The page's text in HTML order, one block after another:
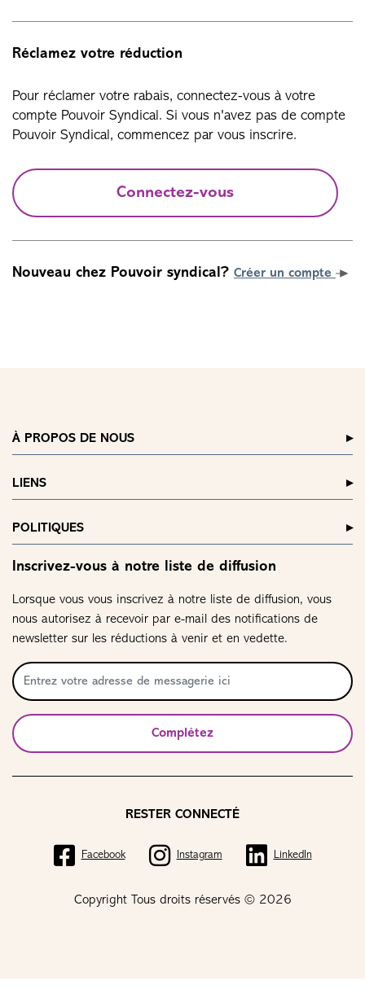
Réclamez votre réduction
Pour réclamer votre rabais, connectez-vous à votre
compte Pouvoir Syndical. Si vous n'avez pas de compte
Pouvoir Syndical, commencez par vous inscrire.
Connectez-vous
Nouveau chez Pouvoir syndical? Créer un compte
À PROPOS DE NOUS
LIENS
POLITIQUES
Inscrivez-vous à notre liste de diffusion
Lorsque vous vous inscrivez à notre liste de diffusion, vous
nous autorisez à recevoir par e-mail des notifications de
newsletter sur les réductions à venir et en vedette.
Complétez
Copyright Tous droits réservés © 2026
RESTER CONNECTÉ
Facebook Instagram LinkedIn